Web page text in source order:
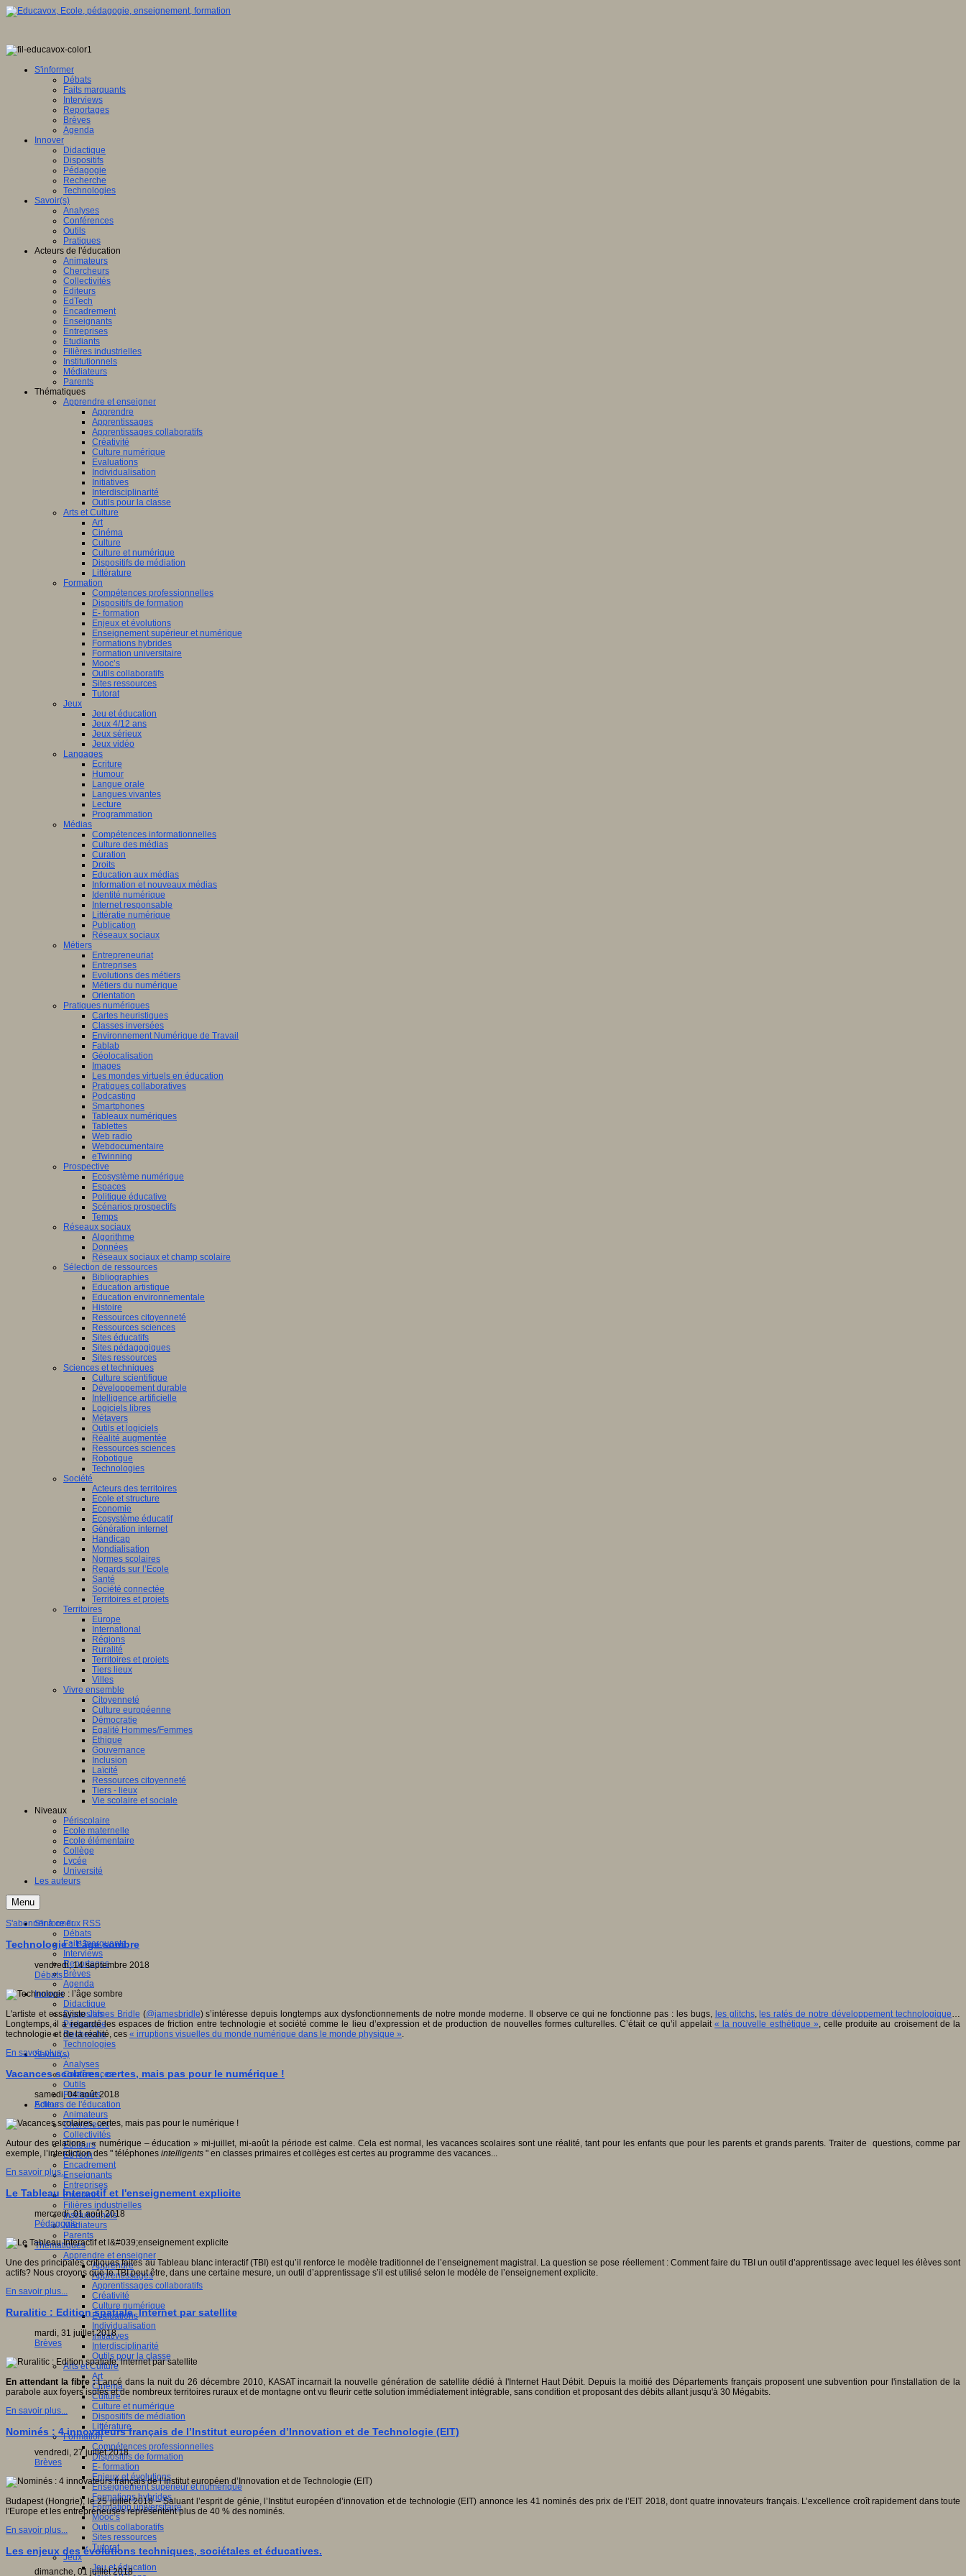
S'informer
Débats
Faits marquants
Interviews
Reportages
Brèves
Agenda
Innover
Didactique
Dispositifs
Pédagogie
Recherche
Technologies
Savoir(s)
Analyses
Conférences
Outils
Pratiques
Acteurs de l'éducation
Animateurs
Chercheurs
Collectivités
Editeurs
EdTech
Encadrement
Enseignants
Entreprises
Etudiants
Filières industrielles
Institutionnels
Médiateurs
Parents
Thématiques
Apprendre et enseigner
Apprendre
Apprentissages
Apprentissages collaboratifs
Créativité
Culture numérique
Evaluations
Individualisation
Initiatives
Interdisciplinarité
Outils pour la classe
Arts et Culture
Art
Cinéma
Culture
Culture et numérique
Dispositifs de médiation
Littérature
Formation
Compétences professionnelles
Dispositifs de formation
E- formation
Enjeux et évolutions
Enseignement supérieur et numérique
Formations hybrides
Formation universitaire
Mooc’s
Outils collaboratifs
Sites ressources
Tutorat
Jeux
Jeu et éducation
Jeux 4/12 ans
Jeux sérieux
Jeux vidéo
Langages
Ecriture
Humour
Langue orale
Langues vivantes
Lecture
Programmation
Médias
Compétences informationnelles
Culture des médias
Curation
Droits
Education aux médias
Information et nouveaux médias
Identité numérique
Internet responsable
Littératie numérique
Publication
Réseaux sociaux
Métiers
Entrepreneuriat
Entreprises
Evolutions des métiers
Métiers du numérique
Orientation
Pratiques numériques
Cartes heuristiques
Classes inversées
Environnement Numérique de Travail
Fablab
Géolocalisation
Images
Les mondes virtuels en éducation
Pratiques collaboratives
Podcasting
Smartphones
Tableaux numériques
Tablettes
Web radio
Webdocumentaire
eTwinning
Prospective
Ecosystème numérique
Espaces
Politique éducative
Scénarios prospectifs
Temps
Réseaux sociaux
Algorithme
Données
Réseaux sociaux et champ scolaire
Sélection de ressources
Bibliographies
Education artistique
Education environnementale
Histoire
Ressources citoyenneté
Ressources sciences
Sites éducatifs
Sites pédagogiques
Sites ressources
Sciences et techniques
Culture scientifique
Développement durable
Intelligence artificielle
Logiciels libres
Métavers
Outils et logiciels
Réalité augmentée
Ressources sciences
Robotique
Technologies
Société
Acteurs des territoires
Ecole et structure
Economie
Ecosystème éducatif
Génération internet
Handicap
Mondialisation
Normes scolaires
Regards sur l’Ecole
Santé
Société connectée
Territoires et projets
Territoires
Europe
International
Régions
Ruralité
Territoires et projets
Tiers lieux
Villes
Vivre ensemble
Citoyenneté
Culture européenne
Démocratie
Egalité Hommes/Femmes
Ethique
Gouvernance
Inclusion
Laïcité
Ressources citoyenneté
Tiers - lieux
Vie scolaire et sociale
Niveaux
Périscolaire
Ecole maternelle
Ecole élémentaire
Collège
Lycée
Université
Les auteurs
Menu
S'informer
Débats
Faits marquants
Interviews
Reportages
Brèves
Agenda
Innover
Didactique
Dispositifs
Pédagogie
Recherche
Technologies
Savoir(s)
Analyses
Conférences
Outils
Pratiques
Acteurs de l'éducation
Animateurs
Chercheurs
Collectivités
Editeurs
EdTech
Encadrement
Enseignants
Entreprises
Etudiants
Filières industrielles
Institutionnels
Médiateurs
Parents
Thématiques
Apprendre et enseigner
Apprendre
Apprentissages
Apprentissages collaboratifs
Créativité
Culture numérique
Evaluations
Individualisation
Initiatives
Interdisciplinarité
Outils pour la classe
Arts et Culture
Art
Cinéma
Culture
Culture et numérique
Dispositifs de médiation
Littérature
Formation
Compétences professionnelles
Dispositifs de formation
E- formation
Enjeux et évolutions
Enseignement supérieur et numérique
Formations hybrides
Formation universitaire
Mooc’s
Outils collaboratifs
Sites ressources
Tutorat
Jeux
Jeu et éducation
S'abonner à ce flux RSS
Technologie : l’âge sombre
vendredi, 14 septembre 2018
Débats
L'artiste et essayisteJames Bridle (@jamesbridle) s’intéresse depuis longtemps aux dysfonctionnements de notre monde moderne. Il observe ce qui ne fonctionne pas : les bugs, les glitchs, les ratés de notre développement technologique…
Longtemps, il a regardé les espaces de friction entre technologie et société comme le lieu d’expression et de production de nouvelles formes culturelles. C’était ce qu’il appelait« la nouvelle esthétique », celle produite au croisement de la
technologie et de la réalité, ces « irruptions visuelles du monde numérique dans le monde physique ».
En savoir plus...
Vacances scolaires, certes, mais pas pour le numérique !
samedi, 04 août 2018
Editos
Autour des relations « numérique – éducation » mi-juillet, mi-août la période est calme. Cela est normal, les vacances scolaires sont une réalité, tant pour les enfants que pour les parents et grands parents. Traiter de questions, comme par
exemple, l’interdiction des " téléphones intelligents " en classes primaires et collèges est certes au programme des vacances...
En savoir plus...
Le Tableau Interactif et l'enseignement explicite
mercredi, 01 août 2018
Pédagogie
Une des principales critiques faites au Tableau blanc interactif (TBI) est qu’il renforce le modèle traditionnel de l’enseignement magistral. La question se pose réellement : Comment faire du TBI un outil d’apprentissage avec lequel les élèves sont
actifs? Nous croyons que le TBI peut être, dans une certaine mesure, un outil d’apprentissage s’il est utilisé selon le modèle de l’enseignement explicite.
En savoir plus...
Ruralitic : Edition spatiale, lnternet par satellite
mardi, 31 juillet 2018
Brèves
En attendant la fibre :Lancé dans la nuit du 26 décembre 2010, KASAT incarnait la nouvelle génération de satellite dédié à l'Internet Haut Débit. Depuis la moitié des Départements français proposent une subvention pour l'installation de la
parabole aux foyers isolés et de nombreux territoires ruraux et de montagne ont vu fleurir cette solution immédiatement intégrable, sans condition et proposant des débits allant jusqu'à 30 Mégabits.
En savoir plus...
Nominés : 4 innovateurs français de l’Institut européen d’Innovation et de Technologie (EIT)
vendredi, 27 juillet 2018
Brèves
Budapest (Hongrie), le 25 juillet 2018 – Saluant l’esprit de génie, l’Institut européen d’innovation et de technologie (EIT) annonce les 41 nominés des prix de l’EIT 2018, dont quatre innovateurs français. L’excellence croît rapidement dans toute
l'Europe et les entrepreneuses représentent plus de 40 % des nominés.
En savoir plus...
Les enjeux des évolutions techniques, sociétales et éducatives.
dimanche, 01 juillet 2018